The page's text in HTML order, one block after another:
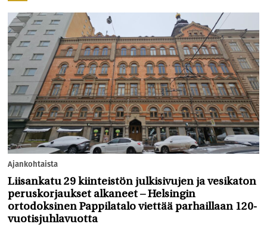
Ajankohtaista
Liisankatu 29 kiinteistön julkisivujen ja vesikaton
peruskorjaukset alkaneet – Helsingin
ortodoksinen Pappilatalo viettää parhaillaan 120-
vuotisjuhlavuotta